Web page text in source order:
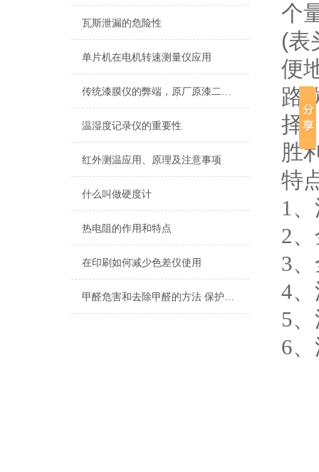
瓦斯泄漏的危险性
单片机在电机转速测量仪应用
传统漆膜仪的弊端，原厂原漆二手车未必是真
温湿度记录仪的重要性
红外测温应用、原理及注意事项
什么叫做硬度计
热电阻的作用和特点
在印刷如何减少色差仪使用
甲醛危害和去除甲醛的方法 保护家人生命安全
个
(表
便
路
择
胜
特
1
2
3
4
5
6